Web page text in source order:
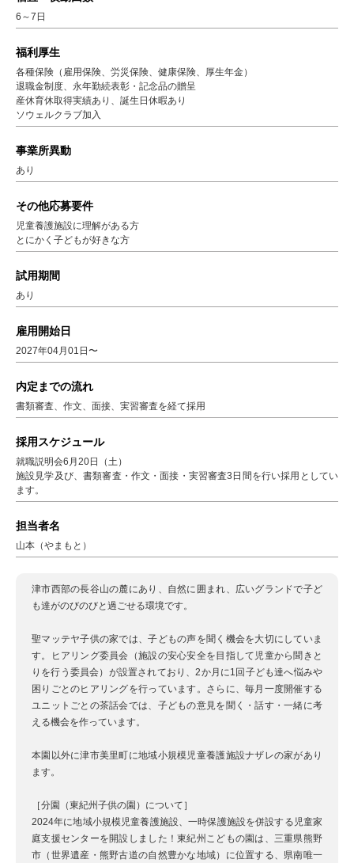
6～7日
福利厚生
各種保険（雇用保険、労災保険、健康保険、厚生年金）
退職金制度、永年勤続表彰・記念品の贈呈
産休育休取得実績あり、誕生日休暇あり
ソウェルクラブ加入
事業所異動
あり
その他応募要件
児童養護施設に理解がある方
とにかく子どもが好きな方
試用期間
あり
雇用開始日
2027年04月01日〜
内定までの流れ
書類審査、作文、面接、実習審査を経て採用
採用スケジュール
就職説明会6月20日（土）
施設見学及び、書類審査・作文・面接・実習審査3日間を行い採用としてい
ます。
担当者名
山本（やまもと）
津市西部の長谷山の麓にあり、自然に囲まれ、広いグランドで子ど
も達がのびのびと過ごせる環境です。
聖マッテヤ子供の家では、子どもの声を聞く機会を大切にしていま
す。ヒアリング委員会（施設の安心安全を目指して児童から聞きと
りを行う委員会）が設置されており、2か月に1回子ども達へ悩みや
困りごとのヒアリングを行っています。さらに、毎月一度開催する
ユニットごとの茶話会では、子どもの意見を聞く・話す・一緒に考
える機会を作っています。
本園以外に津市美里町に地域小規模児童養護施設ナザレの家があり
ます。
［分園（東紀州子供の園）について］
2024年に地域小規模児童養護施設、一時保護施設を併設する児童家
庭支援センターを開設しました！東紀州こどもの園は、三重県熊野
市（世界遺産・熊野古道の自然豊かな地域）に位置する、県南唯一